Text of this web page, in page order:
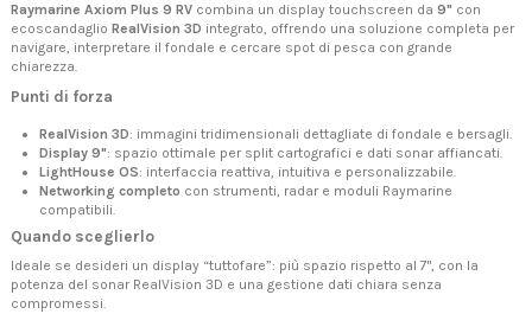
Raymarine Axiom Plus 9 RV combina un display touchscreen da 9" con
ecoscandaglio RealVision 3D integrato, offrendo una soluzione completa per
navigare, interpretare il fondale e cercare spot di pesca con grande
chiarezza.
Punti di forza
RealVision 3D: immagini tridimensionali dettagliate di fondale e bersagli.
Display 9": spazio ottimale per split cartografici e dati sonar affiancati.
LightHouse OS: interfaccia reattiva, intuitiva e personalizzabile.
Networking completo con strumenti, radar e moduli Raymarine
compatibili.
Quando sceglierlo
Ideale se desideri un display “tuttofare”: più spazio rispetto al 7", con la
potenza del sonar RealVision 3D e una gestione dati chiara senza
compromessi.